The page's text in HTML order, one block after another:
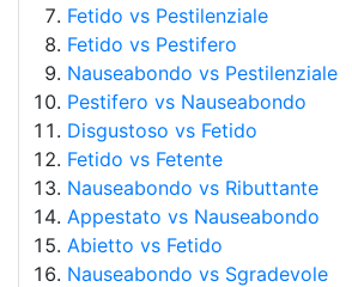
Fetido vs Pestilenziale
Fetido vs Pestifero
Nauseabondo vs Pestilenziale
Pestifero vs Nauseabondo
Disgustoso vs Fetido
Fetido vs Fetente
Nauseabondo vs Ributtante
Appestato vs Nauseabondo
Abietto vs Fetido
Nauseabondo vs Sgradevole